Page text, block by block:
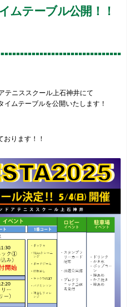
ムテーブル公開！！
テニススクール上石神井にて
イムテーブルを公開いたします！
ります！！